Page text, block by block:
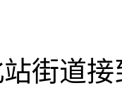
街道